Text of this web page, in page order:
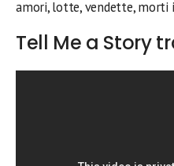
amori, lotte, vendette, morti
Tell Me a Story